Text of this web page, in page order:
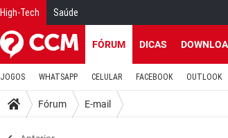
High-Tech Saúde
FÓRUM DICAS
JOGOS WHATSAPP CELULAR FACEBOOK OUTLOOK
Fórum E-mail